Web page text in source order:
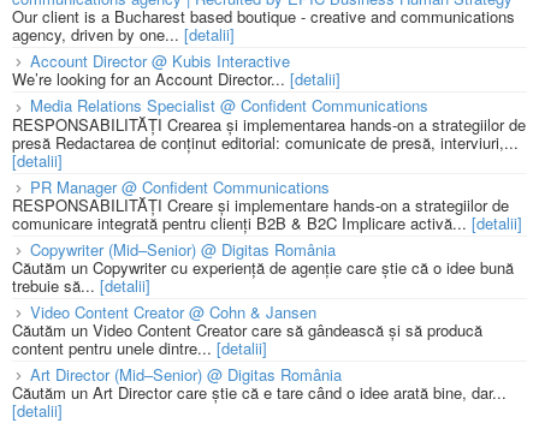
Our client is a Bucharest based boutique - creative and communications
agency, driven by one... [detalii]
Account Director @ Kubis Interactive
We’re looking for an Account Director... [detalii]
Media Relations Specialist @ Confident Communications
RESPONSABILITĂȚI Crearea și implementarea hands-on a strategiilor de
presă Redactarea de conținut editorial: comunicate de presă, interviuri,...
[detalii]
PR Manager @ Confident Communications
RESPONSABILITĂȚI Creare și implementare hands-on a strategiilor de
comunicare integrată pentru clienți B2B & B2C Implicare activă... [detalii]
Copywriter (Mid–Senior) @ Digitas România
Căutăm un Copywriter cu experiență de agenție care știe că o idee bună
trebuie să... [detalii]
Video Content Creator @ Cohn & Jansen
Căutăm un Video Content Creator care să gândească și să producă
content pentru unele dintre... [detalii]
Art Director (Mid–Senior) @ Digitas România
Căutăm un Art Director care știe că e tare când o idee arată bine, dar...
[detalii]